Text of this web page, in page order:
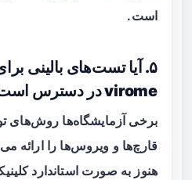
است.
virome در دسترس است؟
برخی آزمایشگاه‌ها روش‌های
قارچ‌ها و ویروس‌ها را ارائه
هنوز به صورت استاندارد